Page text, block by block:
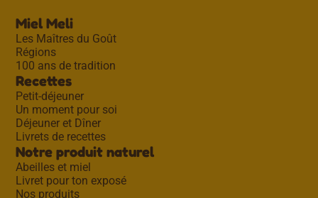
Miel Meli
Les Maîtres du Goût
Régions
100 ans de tradition
Recettes
Petit-déjeuner
Un moment pour soi
Déjeuner et Dîner
Livrets de recettes
Notre produit naturel
Abeilles et miel
Livret pour ton exposé
Nos produits